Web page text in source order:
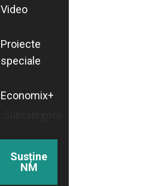
Video
Proiecte
speciale
Economix+
Susține
NM